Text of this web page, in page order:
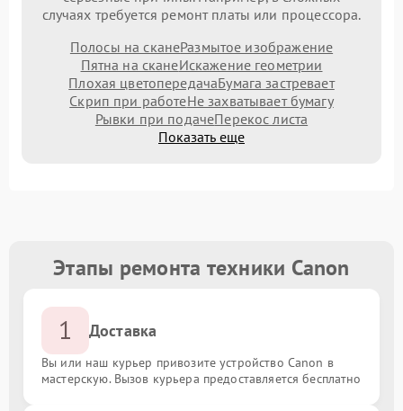
случаях требуется ремонт платы или процессора.
Полосы на сканеРазмытое изображение
Пятна на сканеИскажение геометрии
Плохая цветопередачаБумага застревает
Скрип при работеНе захватывает бумагу
Рывки при подачеПерекос листа
Показать еще
Этапы ремонта техники Canon
1 Доставка
Вы или наш курьер привозите устройство Canon в
мастерскую. Вызов курьера предоставляется бесплатно